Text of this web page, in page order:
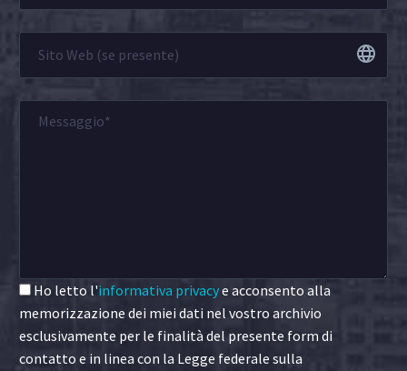
Ho letto l'informativa privacye acconsento alla
memorizzazione dei miei dati nel vostro archivio
esclusivamente per le finalità del presente form di
contatto e in linea con la Legge federale sulla